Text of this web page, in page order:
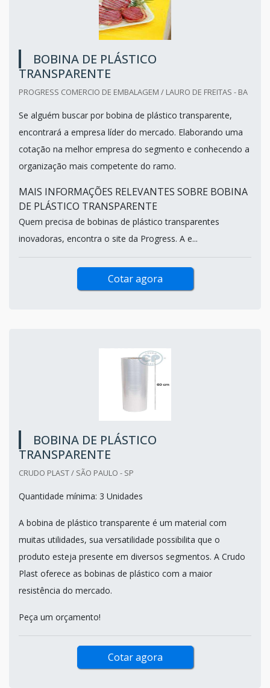
BOBINA DE PLÁSTICO
TRANSPARENTE
PROGRESS COMERCIO DE EMBALAGEM / LAURO DE FREITAS - BA
Se alguém buscar por bobina de plástico transparente,
encontrará a empresa líder do mercado. Elaborando uma
cotação na melhor empresa do segmento e conhecendo a
organização mais competente do ramo.
MAIS INFORMAÇÕES RELEVANTES SOBRE BOBINA
DE PLÁSTICO TRANSPARENTE
Quem precisa de bobinas de plástico transparentes
inovadoras, encontra o site da Progress. A e...
Cotar agora
BOBINA DE PLÁSTICO
TRANSPARENTE
CRUDO PLAST / SÃO PAULO - SP
Quantidade mínima: 3 Unidades
A bobina de plástico transparente é um material com
muitas utilidades, sua versatilidade possibilita que o
produto esteja presente em diversos segmentos. A Crudo
Plast oferece as bobinas de plástico com a maior
resistência do mercado.
Peça um orçamento!
Cotar agora